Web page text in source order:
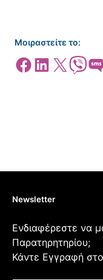
Μοιραστείτε το:
Share on Facebook
Share on LinkedIn
Share on X Share on
Newsletter
Ενδιαφέρεστε να
Παρατηρητηρίου;
Κάντε Εγγραφή